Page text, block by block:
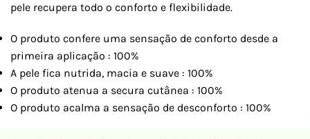
pele recupera todo o conforto e flexibilidade.
O produto confere uma sensação de conforto desde a
primeira aplicação : 100%
A pele fica nutrida, macia e suave : 100%
O produto atenua a secura cutânea : 100%
O produto acalma a sensação de desconforto : 100%